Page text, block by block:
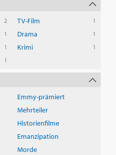
2 TV-Film 1
1 Drama 1
1 Krimi 1
1
Emmy-prämiert
Mehrteiler
Historienfilme
Emanzipation
Morde